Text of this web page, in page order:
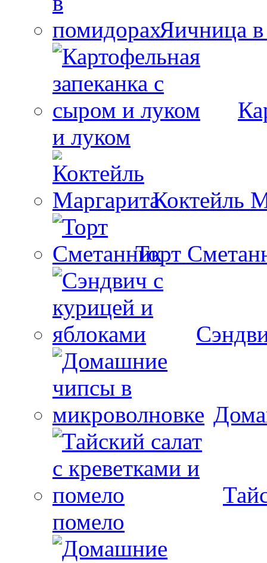
Яичница
и луком
Коктейль
Торт
помело